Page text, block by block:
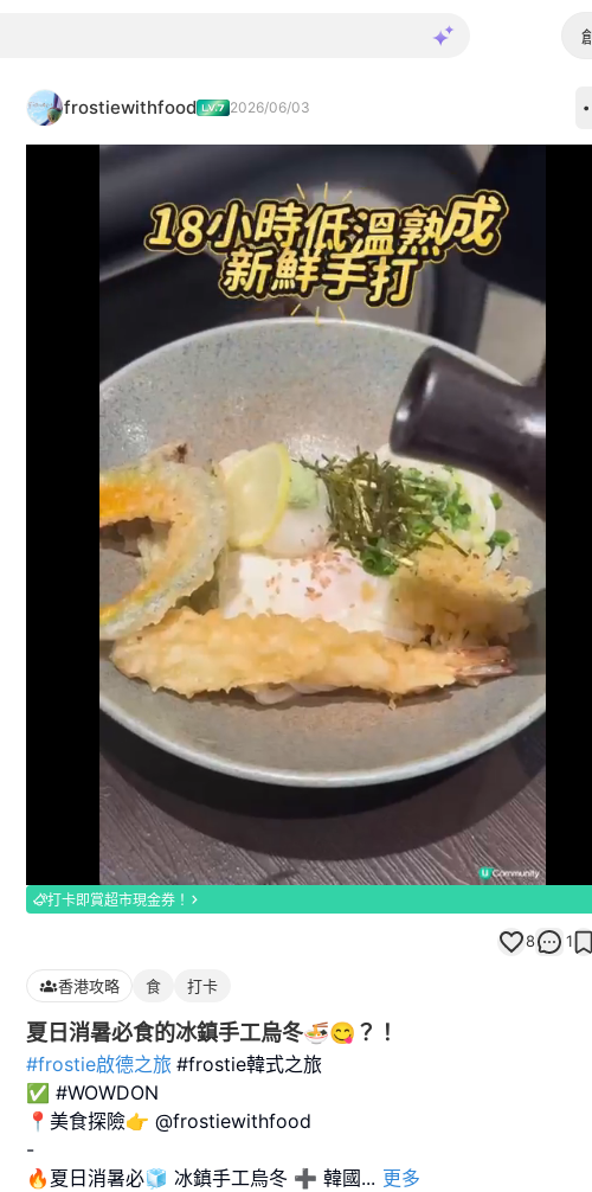
frostiewithfood 2026/06/03
Loaded:
100.00%
打卡即賞超市現金券！
8 1
香港攻略 食 打卡
夏日消暑必食的冰鎮手工烏冬🍜😋？！
#frostie啟德之旅 #frostie韓式之旅
✅ #WOWDON
📍美食探險👉 @frostiewithfood
-
🔥夏日消暑必🧊 冰鎮手工烏冬 ➕ 韓國... 更多